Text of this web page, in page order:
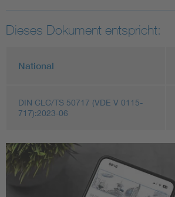
Dieses Dokument entspricht:
National
DIN CLC/TS 50717 (VDE V 0115-
717):2023-06